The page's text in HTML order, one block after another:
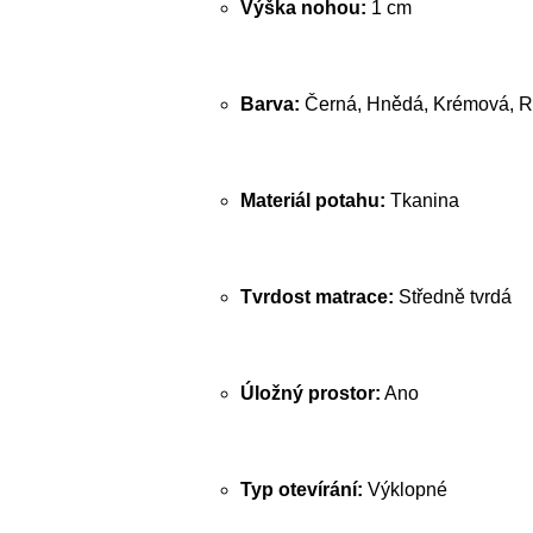
Výška nohou: 1 cm
Barva: Černá, Hnědá, Krémová,
Materiál potahu: Tkanina
Tvrdost matrace: Středně tvrdá
Úložný prostor: Ano
Typ otevírání: Výklopné